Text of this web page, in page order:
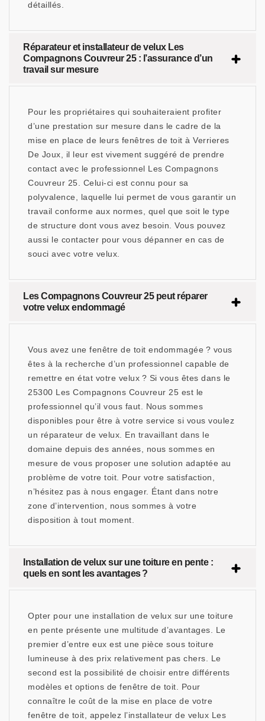
détaillés.
Réparateur et installateur de velux Les
Compagnons Couvreur 25 : l’assurance d’un
travail sur mesure
Pour les propriétaires qui souhaiteraient profiter
d’une prestation sur mesure dans le cadre de la
mise en place de leurs fenêtres de toit à Verrieres
De Joux, il leur est vivement suggéré de prendre
contact avec le professionnel Les Compagnons
Couvreur 25. Celui-ci est connu pour sa
polyvalence, laquelle lui permet de vous garantir un
travail conforme aux normes, quel que soit le type
de structure dont vous avez besoin. Vous pouvez
aussi le contacter pour vous dépanner en cas de
souci avec votre velux.
Les Compagnons Couvreur 25 peut réparer
votre velux endommagé
Vous avez une fenêtre de toit endommagée ? vous
êtes à la recherche d’un professionnel capable de
remettre en état votre velux ? Si vous êtes dans le
25300 Les Compagnons Couvreur 25 est le
professionnel qu’il vous faut. Nous sommes
disponibles pour être à votre service si vous voulez
un réparateur de velux. En travaillant dans le
domaine depuis des années, nous sommes en
mesure de vous proposer une solution adaptée au
problème de votre toit. Pour votre satisfaction,
n’hésitez pas à nous engager. Étant dans notre
zone d’intervention, nous sommes à votre
disposition à tout moment.
Installation de velux sur une toiture en pente :
quels en sont les avantages ?
Opter pour une installation de velux sur une toiture
en pente présente une multitude d’avantages. Le
premier d’entre eux est une pièce sous toiture
lumineuse à des prix relativement pas chers. Le
second est la possibilité de choisir entre différents
modèles et options de fenêtre de toit. Pour
connaître le coût de la mise en place de votre
fenêtre de toit, appelez l’installateur de velux Les